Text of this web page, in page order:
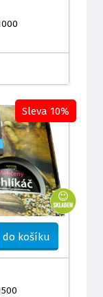
do košíku
Sleva 10%